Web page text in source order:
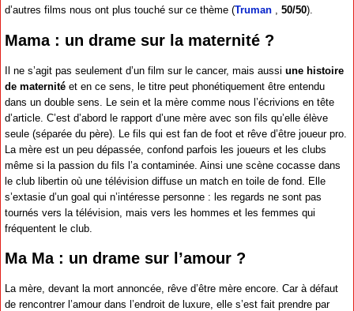
d’autres films nous ont plus touché sur ce thème (Truman , 50/50).
Mama : un drame sur la maternité ?
Il ne s’agit pas seulement d’un film sur le cancer, mais aussi une histoire
de maternité et en ce sens, le titre peut phonétiquement être entendu
dans un double sens. Le sein et la mère comme nous l’écrivions en tête
d’article. C’est d’abord le rapport d’une mère avec son fils qu’elle élève
seule (séparée du père). Le fils qui est fan de foot et rêve d’être joueur pro.
La mère est un peu dépassée, confond parfois les joueurs et les clubs
même si la passion du fils l’a contaminée. Ainsi une scène cocasse dans
le club libertin où une télévision diffuse un match en toile de fond. Elle
s’extasie d’un goal qui n’intéresse personne : les regards ne sont pas
tournés vers la télévision, mais vers les hommes et les femmes qui
fréquentent le club.
Ma Ma : un drame sur l’amour ?
La mère, devant la mort annoncée, rêve d’être mère encore. Car à défaut
de rencontrer l’amour dans l’endroit de luxure, elle s’est fait prendre par